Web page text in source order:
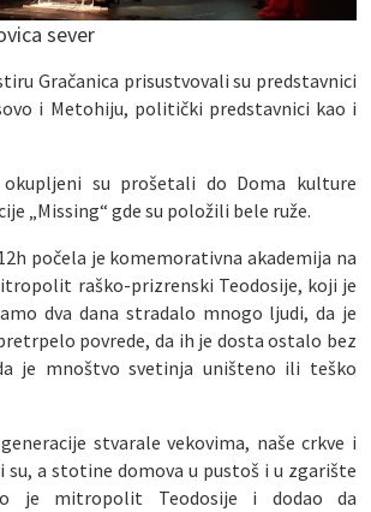
sever
Gračanica prisustvovali su predstavnici
i Metohiju, politički predstavnici kao i
okupljeni su prošetali do Doma kulture
„Missing“ gde su položili bele ruže.
počela je komemorativna akademija na
raško-prizrenski Teodosije, koji je
dva dana stradalo mnogo ljudi, da je
povrede, da ih je dosta ostalo bez
je mnoštvo svetinja uništeno ili teško
stvarale vekovima, naše crkve i
su, a stotine domova u pustoš i u zgarište
je mitropolit Teodosije i dodao da